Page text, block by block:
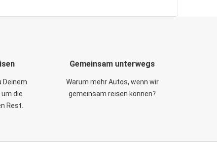
Deinem
die
Rest.
Gemeinsam unterwegs
Warum mehr Autos, wenn wir
gemeinsam reisen können?